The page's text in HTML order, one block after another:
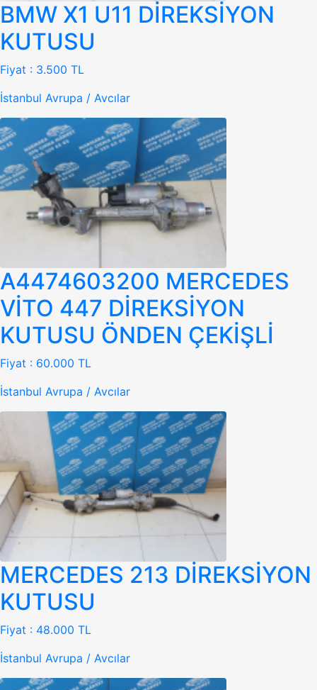
BMW X1 U11 DİREKSİYON
KUTUSU
Fiyat : 3.500 TL
İstanbul Avrupa / Avcılar
A4474603200 MERCEDES
VİTO 447 DİREKSİYON
KUTUSU ÖNDEN ÇEKİŞLİ
Fiyat : 60.000 TL
İstanbul Avrupa / Avcılar
MERCEDES 213 DİREKSİYON
KUTUSU
Fiyat : 48.000 TL
İstanbul Avrupa / Avcılar